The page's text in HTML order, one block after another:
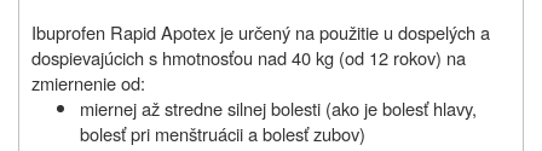
Ibuprofen Rapid Apotex je určený na použitie u dospelých a
dospievajúcich s hmotnosťou nad 40 kg (od 12 rokov) na
zmiernenie od:
miernej až stredne silnej bolesti (ako je bolesť hlavy,
bolesť pri menštruácii a bolesť zubov)